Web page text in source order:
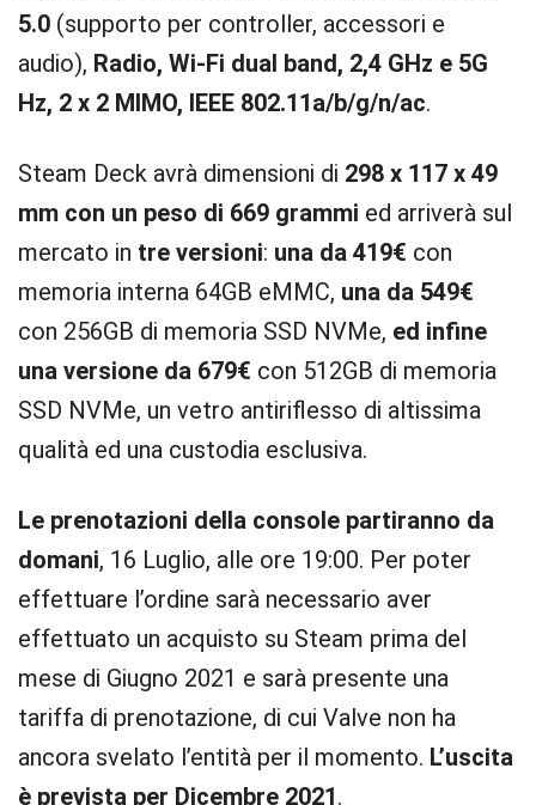
5.0 (supporto per controller, accessori e
audio), Radio, Wi-Fi dual band, 2,4 GHz e 5G
Hz, 2 x 2 MIMO, IEEE 802.11a/b/g/n/ac.
Steam Deck avrà dimensioni di 298 x 117 x 49
mm con un peso di 669 grammi ed arriverà sul
mercato in tre versioni: una da 419€ con
memoria interna 64GB eMMC, una da 549€
con 256GB di memoria SSD NVMe, ed infine
una versione da 679€ con 512GB di memoria
SSD NVMe, un vetro antiriflesso di altissima
qualità ed una custodia esclusiva.
Le prenotazioni della console partiranno da
domani, 16 Luglio, alle ore 19:00. Per poter
effettuare l’ordine sarà necessario aver
effettuato un acquisto su Steam prima del
mese di Giugno 2021 e sarà presente una
tariffa di prenotazione, di cui Valve non ha
ancora svelato l’entità per il momento. L’uscita
è prevista per Dicembre 2021.